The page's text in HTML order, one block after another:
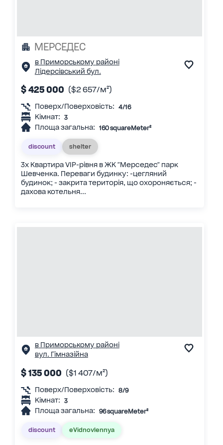
МЕРСЕДЕС
в Приморському районі
Лідерсівський бул.
$ 425 000 ($2 657/м²)
Поверх/Поверховість: 4/16
Кімнат: 3
Площа загальна: 160 squareMeter²
discount shelter
3х Квартира VIP-рівня в ЖК "Мерседес" парк
Шевченка. Переваги будинку: -цегляний
будинок; - закрита територія, що охороняється; -
дахова котельня...
в Приморському районі
вул. Гімназійна
$ 135 000 ($1 407/м²)
Поверх/Поверховість: 8/9
Кімнат: 3
Площа загальна: 96 squareMeter²
discount eVidnovlennya